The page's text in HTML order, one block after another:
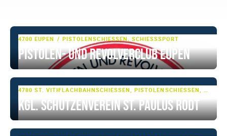
4700 EUPEN PISTOLENSCHIESSEN, SCHIESSSPORT
Pistolen- und Revolverclub Eupen
4780 ST. VITH
Kgl. Schützenverein St. Paulus Rodt